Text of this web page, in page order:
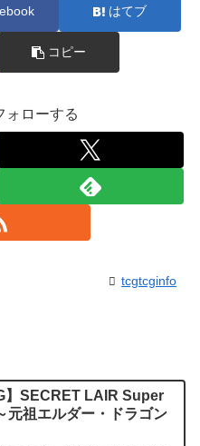
はてブ
コピー
ォローする
tcgtcginfo
】SECRET LAIR Super
元祖エルダー・ドラゴン